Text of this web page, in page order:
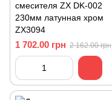
смесителя ZX DK-002
230мм латунная хром
ZX3094
1 702.00 грн 2 162.00 грн